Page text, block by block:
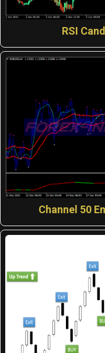
RSI
Channel 50